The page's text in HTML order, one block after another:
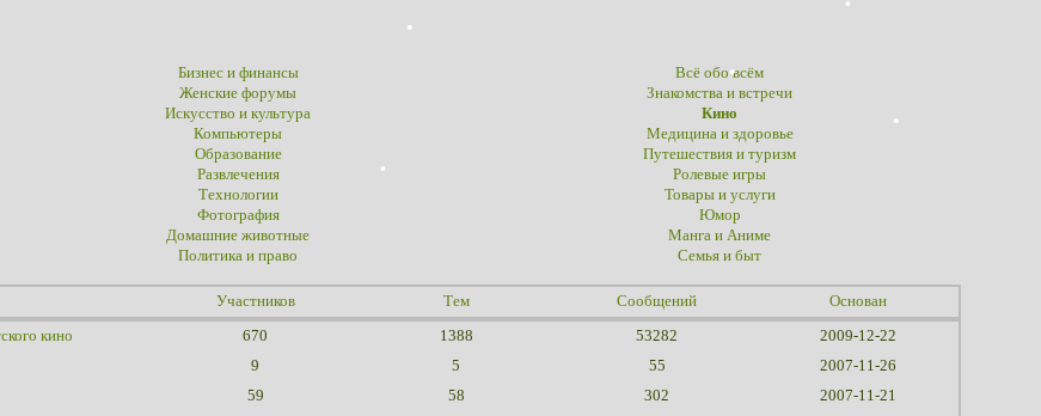
Бизнес и финансы
Всё обо всём
Женские форумы
Знакомства и встречи
Искусство и культура
Кино
Компьютеры
Медицина и здоровье
Образование
Путешествия и туризм
Развлечения
Ролевые игры
Технологии
Товары и услуги
Фотография
Юмор
Домашние животные
Манга и Аниме
Политика и право Семья и быт
Участников Тем Сообщений Основан
кино 670 1388 53282
2009-12-22
9 5 55
2007-11-26
59 58 302 2007-11-21